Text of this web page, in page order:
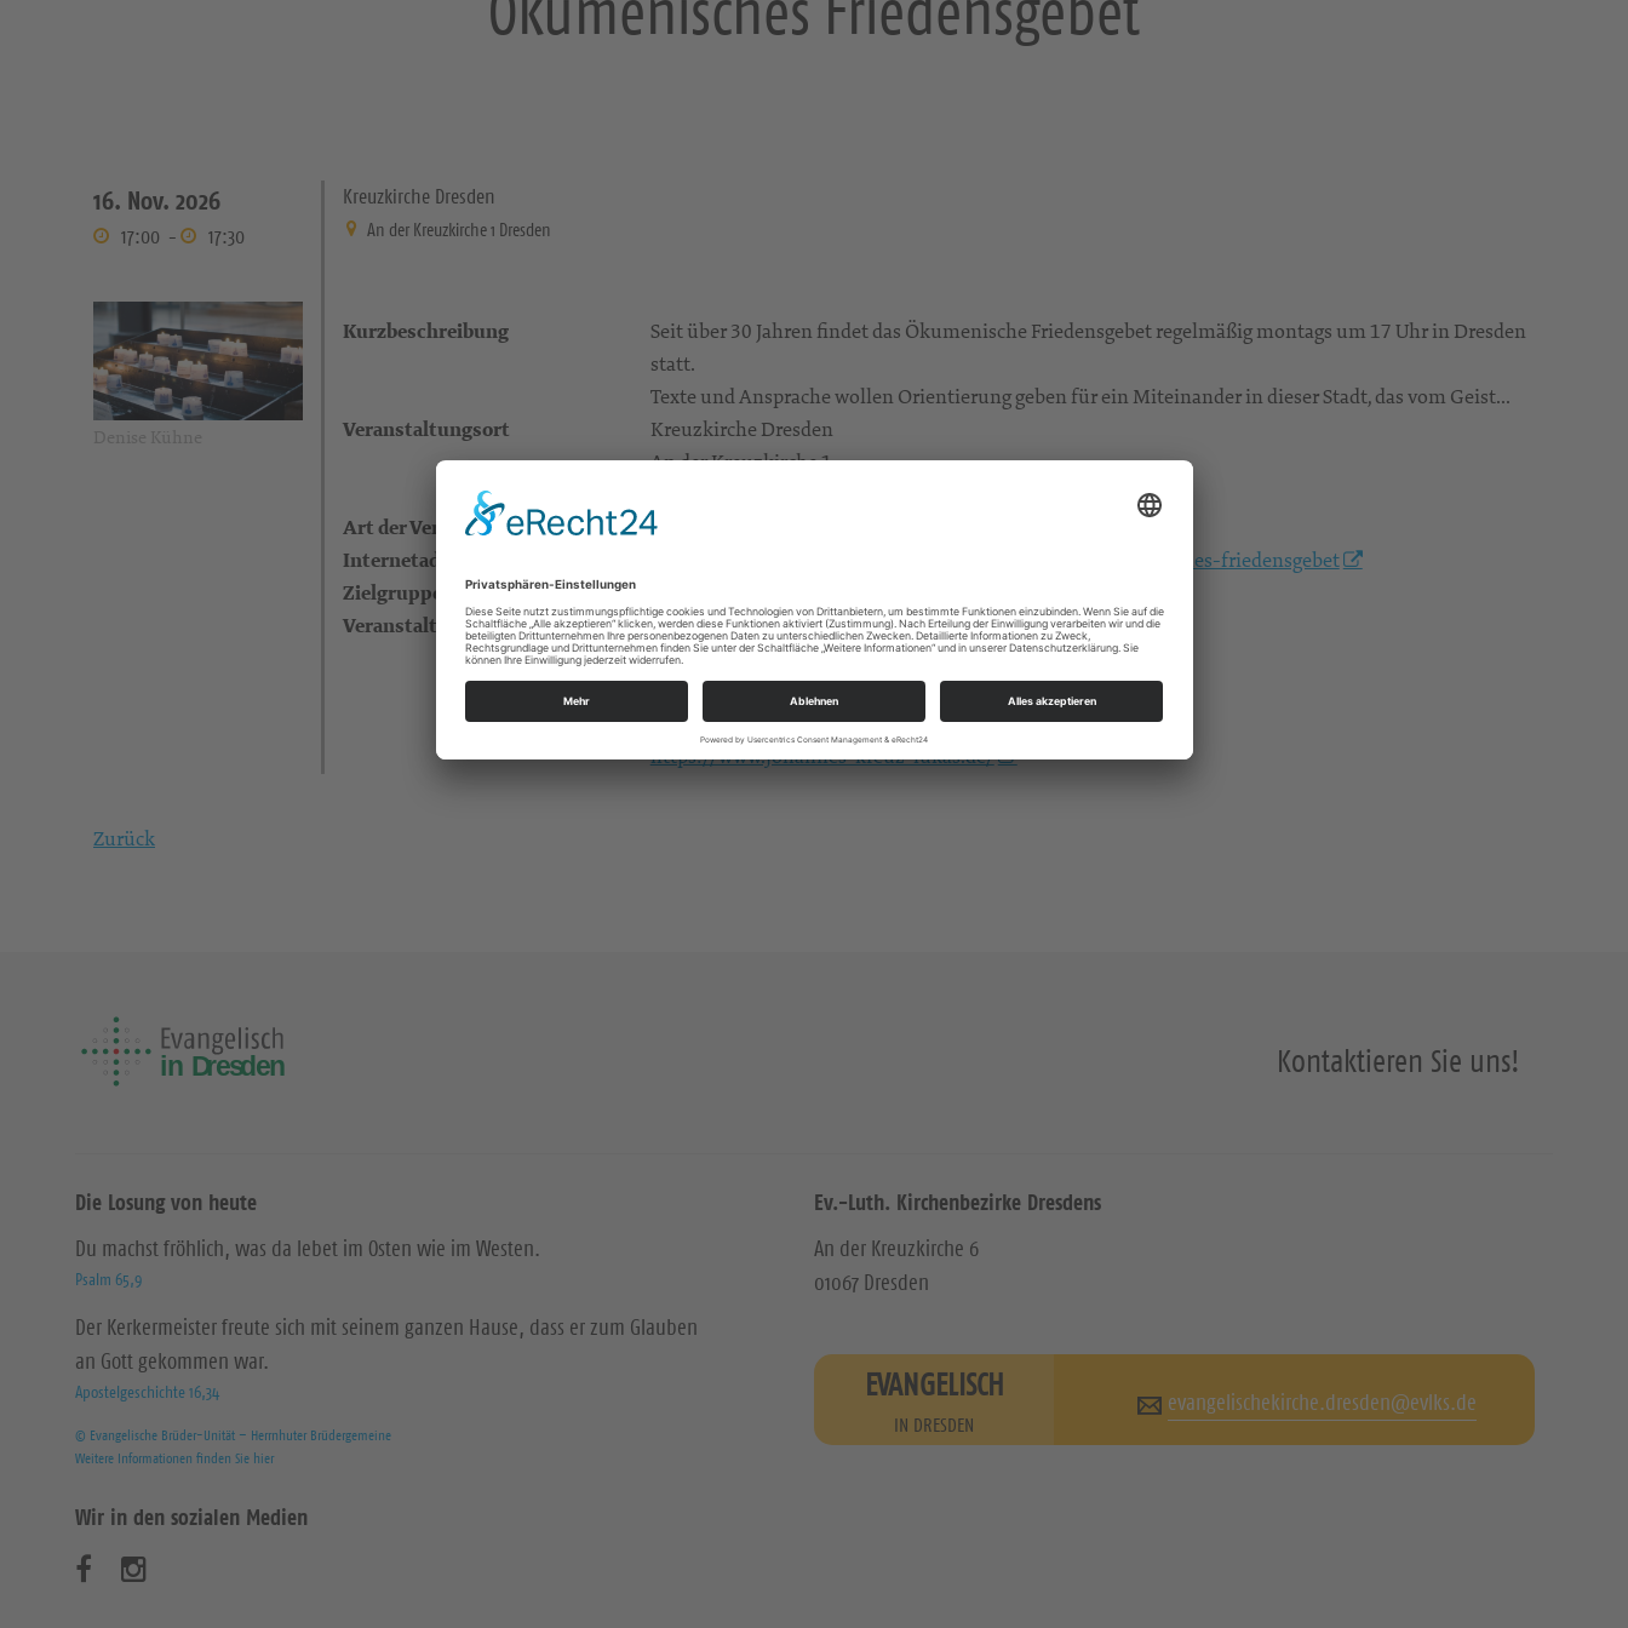
16. Nov. 2026
17:00 - 17:30
Kreuzkirche Dresden
An der Kreuzkirche 1 Dresden
Kurzbeschreibung
Seit über 30 Jahren findet das Ökumenische Friedensgebet regelmäßig montags um 17 Uhr in Dresden
statt.
Texte und Ansprache wollen Orientierung geben für ein Miteinander in dieser Stadt, das vom Geist...
Veranstaltungsort
Kreuzkirche Dresden
An der Kreuzkirche 1
Art der Veranstaltung Gottesdienste
Internetadresse https://landing.churchdesk.com/de/e/36327365/okumenisches-friedensgebet
Zielgruppe
Veranstalter Ev.-Luth. Kirchgemeinde Johannes-Kreuz-Lukas Dresden
An der Kreuzkirche 6
01067 Dresden
kg.dresden-johannes-kreuz-lukas@evlks.de
https://www.johannes-kreuz-lukas.de/
Zurück
Kontaktieren Sie uns!
Die Losung von heute
Du machst fröhlich, was da lebet im Osten wie im Westen.
Psalm 65,9
Der Kerkermeister freute sich mit seinem ganzen Hause, dass er zum Glauben
an Gott gekommen war.
Apostelgeschichte 16,34
© Evangelische Brüder-Unität – Herrnhuter Brüdergemeine
Weitere Informationen finden Sie hier
Wir in den sozialen Medien
Ev.-Luth. Kirchenbezirke Dresdens
An der Kreuzkirche 6
01067 Dresden
EVANGELISCH
IN DRESDEN
evangelischekirche.dresden@evlks.de